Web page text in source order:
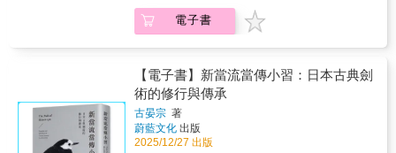
重要轉折點。【本卷主要人物】藤原道長／白
河院／慈圓／李子淵／思肅太后李氏／李資謙
／羅茶羅乍一世／ 拉貞陀羅一世／維克
拉馬迪提亞六世／闍耶跋摩七世／艾爾朗加／
司馬光／ 宋徽宗／李清照／朱熹／努爾
丁／薩拉丁／拜巴爾一世／崔忠獻叢書特色：•
跨越地域，從東亞到西亞，涵蓋整個亞洲的歷
史長河。• 突出「交流」視角，深挖和平與衝突
中的文化碰撞。• 匯聚現代亞洲史研究權威，打
意識逐漸萌生的時代；一個從身分制轉向業績
主義，社會流動性開始上升的時代。無論是佛
僧的弘法、文士的抒懷，還是將領與帝王的權
中，映照出歐亞大陸的宏大轉變。本卷不僅是
個別傳記的集合，而是一張橫跨唐帝國與伊斯
蘭帝國的歷史網絡。佛教、伊斯蘭教、基督教
與印度教的擴展，使交易圈與文化圈互相交
織，推動了社會秩序的重塑。這些人物或因叛
何在衝突與和解間反覆擺盪，並呈現 「東亞如
何成為今日的模樣」。 要理解近代中日關
巨大轉型。因此，全書以「憲政」貫穿主軸，
重新檢視自《欽定憲法大綱》頒布以來，中國
在君主國與共和國、仁政與憲政、德治與法
治、民主主義與社會主義等論爭中不斷搖擺、
反覆試探的百年軌跡。跨越清帝國、中華民國
電子書
【電子書】新當流當傳小習：日本古典劍
術的修行與傳承
古晏宗 著
蔚藍文化 出版
2025/12/27 出版